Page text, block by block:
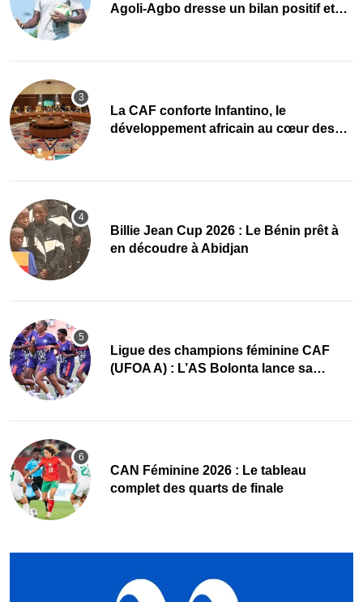
Agoli-Agbo dresse un bilan positif et
La CAF conforte Infantino, le
développement africain au cœur des
Billie Jean Cup 2026 : Le Bénin prêt à
en découdre à Abidjan
Ligue des champions féminine CAF
(UFOA A) : L’AS Bolonta lance sa
CAN Féminine 2026 : Le tableau
complet des quarts de finale